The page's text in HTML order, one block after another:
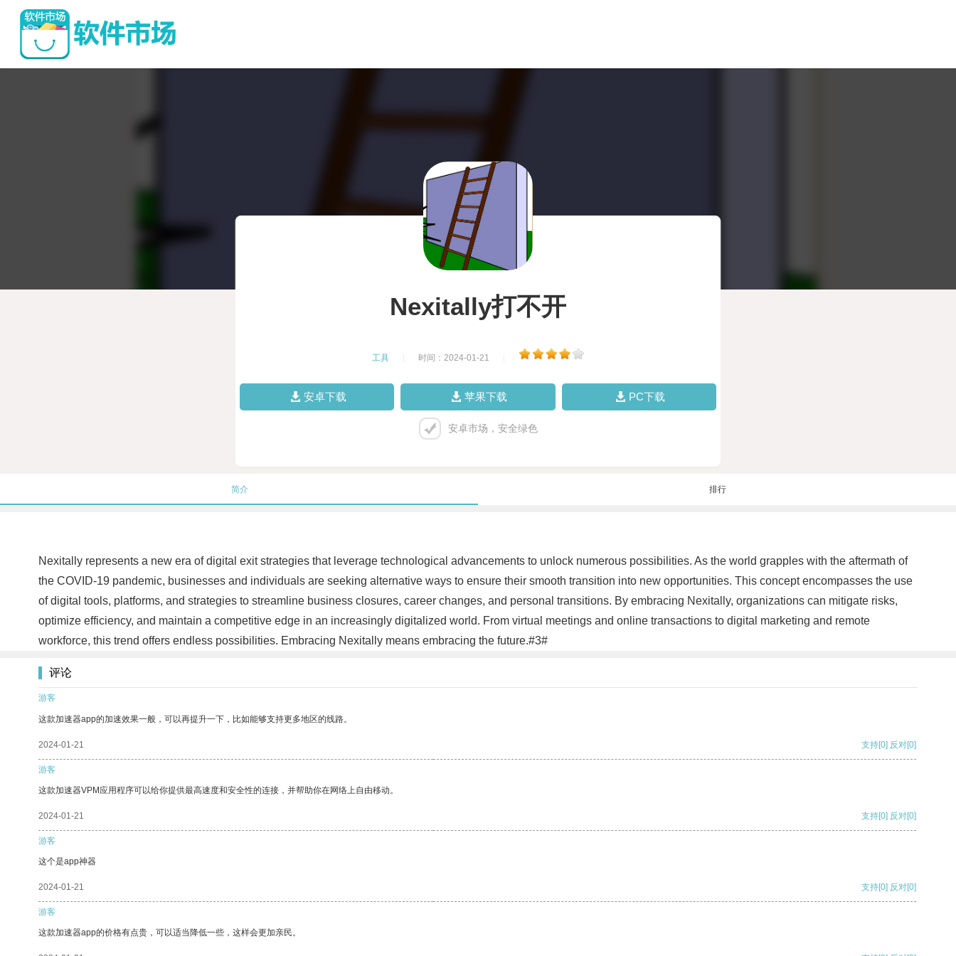
Nexitally打不开
工具 时间：2024-01-21
安卓下载 苹果下载 PC下载
安卓市场，安全绿色
简介 排行
Nexitally represents a new era of digital exit strategies that leverage technological advancements to unlock numerous possibilities. As the world grapples with the aftermath of
the COVID-19 pandemic, businesses and individuals are seeking alternative ways to ensure their smooth transition into new opportunities. This concept encompasses the use
of digital tools, platforms, and strategies to streamline business closures, career changes, and personal transitions. By embracing Nexitally, organizations can mitigate risks,
optimize efficiency, and maintain a competitive edge in an increasingly digitalized world. From virtual meetings and online transactions to digital marketing and remote
workforce, this trend offers endless possibilities. Embracing Nexitally means embracing the future.#3#
评论
游客
这款加速器app的加速效果一般，可以再提升一下，比如能够支持更多地区的线路。
2024-01-21 支持[0] 反对[0]
游客
这款加速器VPM应用程序可以给你提供最高速度和安全性的连接，并帮助你在网络上自由移动。
2024-01-21 支持[0] 反对[0]
游客
这个是app神器
2024-01-21 支持[0] 反对[0]
游客
这款加速器app的价格有点贵，可以适当降低一些，这样会更加亲民。